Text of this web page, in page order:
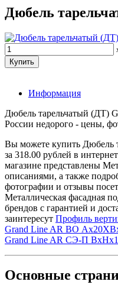
Дюбель
Информация
Дюбель тарельчатый (ДТ)
России недорого - цены,
Вы можете купить Дюбель
за 318.00 рублей в
магазине представлены
описаниями, а также
фотографии и отзывы
Металлическая фасадная
брендов с гарантией и
заинтересут Профиль
Grand Line AR ВО
Grand Line AR СЭ-П
Основные